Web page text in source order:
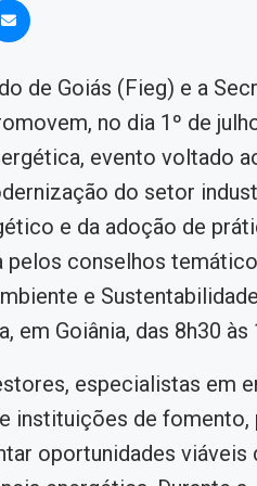
de Goiás (Fieg) e a
no dia 1º de
evento voltado
do setor
e da adoção de
pelos conselhos
e
em Goiânia, das 8h30 às
especialistas em
instituições de fomento,
oportunidades viáveis